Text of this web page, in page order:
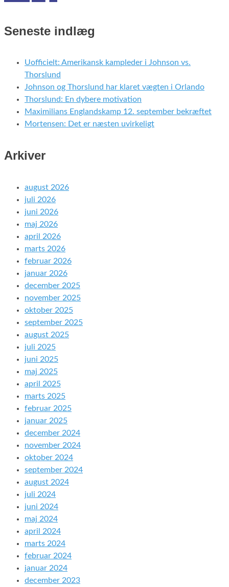
Seneste indlæg
Uofficielt: Amerikansk kampleder i Johnson vs.
Thorslund
Johnson og Thorslund har klaret vægten i Orlando
Thorslund: En dybere motivation
Maximilians Englandskamp 12. september bekræftet
Mortensen: Det er næsten uvirkeligt
Arkiver
august 2026
juli 2026
juni 2026
maj 2026
april 2026
marts 2026
februar 2026
januar 2026
december 2025
november 2025
oktober 2025
september 2025
august 2025
juli 2025
juni 2025
maj 2025
april 2025
marts 2025
februar 2025
januar 2025
december 2024
november 2024
oktober 2024
september 2024
august 2024
juli 2024
juni 2024
maj 2024
april 2024
marts 2024
februar 2024
januar 2024
december 2023